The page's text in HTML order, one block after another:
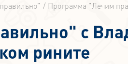
Программа "Лечим
с
рините